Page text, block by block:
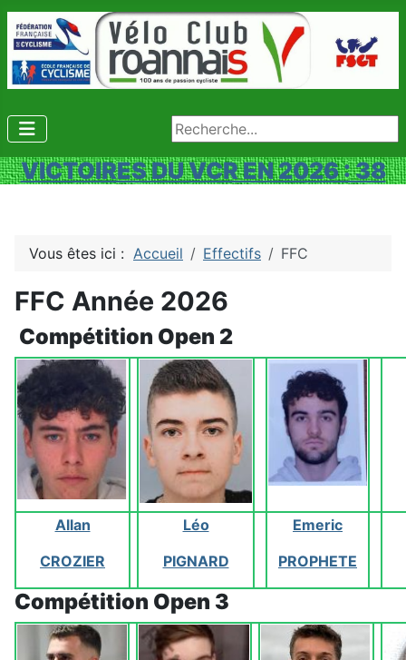
Rechercher
VICTOIRES DU VCR EN 2026 : 38
Vous êtes ici : Accueil Effectifs FFC
FFC Année 2026
Compétition Open 2
Allan
CROZIER
Léo
PIGNARD
Emeric
PROPHETE
Compétition Open 3